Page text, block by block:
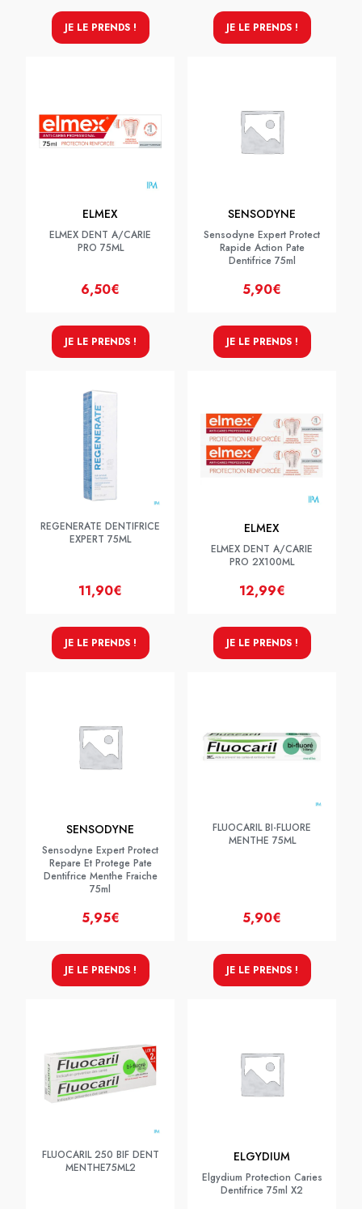
JE LE PRENDS ! JE LE PRENDS !
ELMEX
ELMEX DENT A/CARIE
PRO 75ML
6,50€
JE LE PRENDS !
SENSODYNE
Sensodyne Expert Protect
Rapide Action Pate
Dentifrice 75ml
5,90€
JE LE PRENDS !
REGENERATE DENTIFRICE
EXPERT 75ML
11,90€
JE LE PRENDS !
ELMEX
ELMEX DENT A/CARIE
PRO 2X100ML
12,99€
JE LE PRENDS !
SENSODYNE
Sensodyne Expert Protect
Repare Et Protege Pate
Dentifrice Menthe Fraiche
75ml
5,95€
JE LE PRENDS !
FLUOCARIL BI-FLUORE
MENTHE 75ML
5,90€
JE LE PRENDS !
FLUOCARIL 250 BIF DENT
MENTHE75ML2
ELGYDIUM
Elgydium Protection Caries
Dentifrice 75ml X2